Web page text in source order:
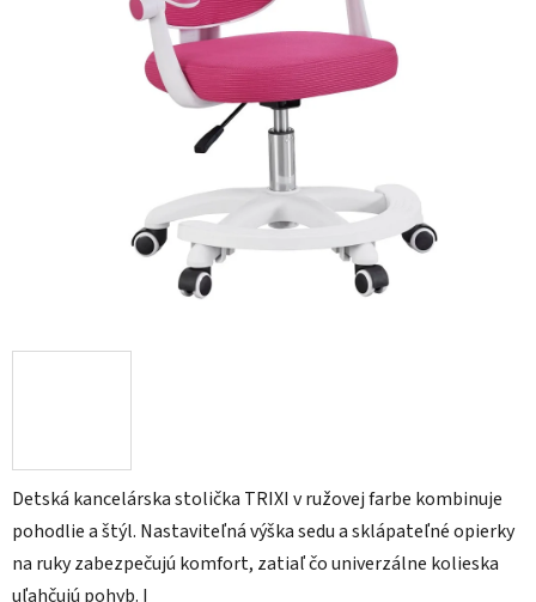
Detská kancelárska stolička TRIXI v ružovej farbe kombinuje
pohodlie a štýl. Nastaviteľná výška sedu a sklápateľné opierky
na ruky zabezpečujú komfort, zatiaľ čo univerzálne kolieska
uľahčujú pohyb. I